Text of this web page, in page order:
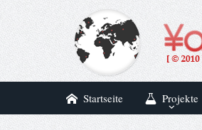
Startseite Projekte